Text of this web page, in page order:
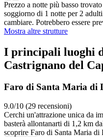
Prezzo a notte più basso
soggiorno di 1 notte per 2
cambiare. Potrebbero essere
Mostra altre strutture
I principali luoghi
Castrignano del
Faro di Santa Maria di
9.0/10 (29 recensioni)
Cerchi un'attrazione unica da
basterà allontanarti di 1,2 km
scoprire Faro di Santa Maria di